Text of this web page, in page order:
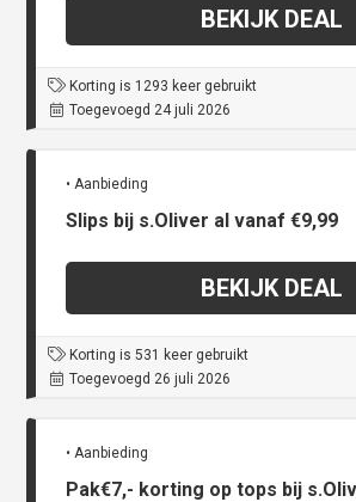
BEKIJK DEAL
Korting is 1293 keer gebruikt
Toegevoegd 24 juli 2026
• Aanbieding
Slips bij s.Oliver al vanaf €9,99
BEKIJK DEAL
Korting is 531 keer gebruikt
Toegevoegd 26 juli 2026
• Aanbieding
Pak€7,- korting op tops bij